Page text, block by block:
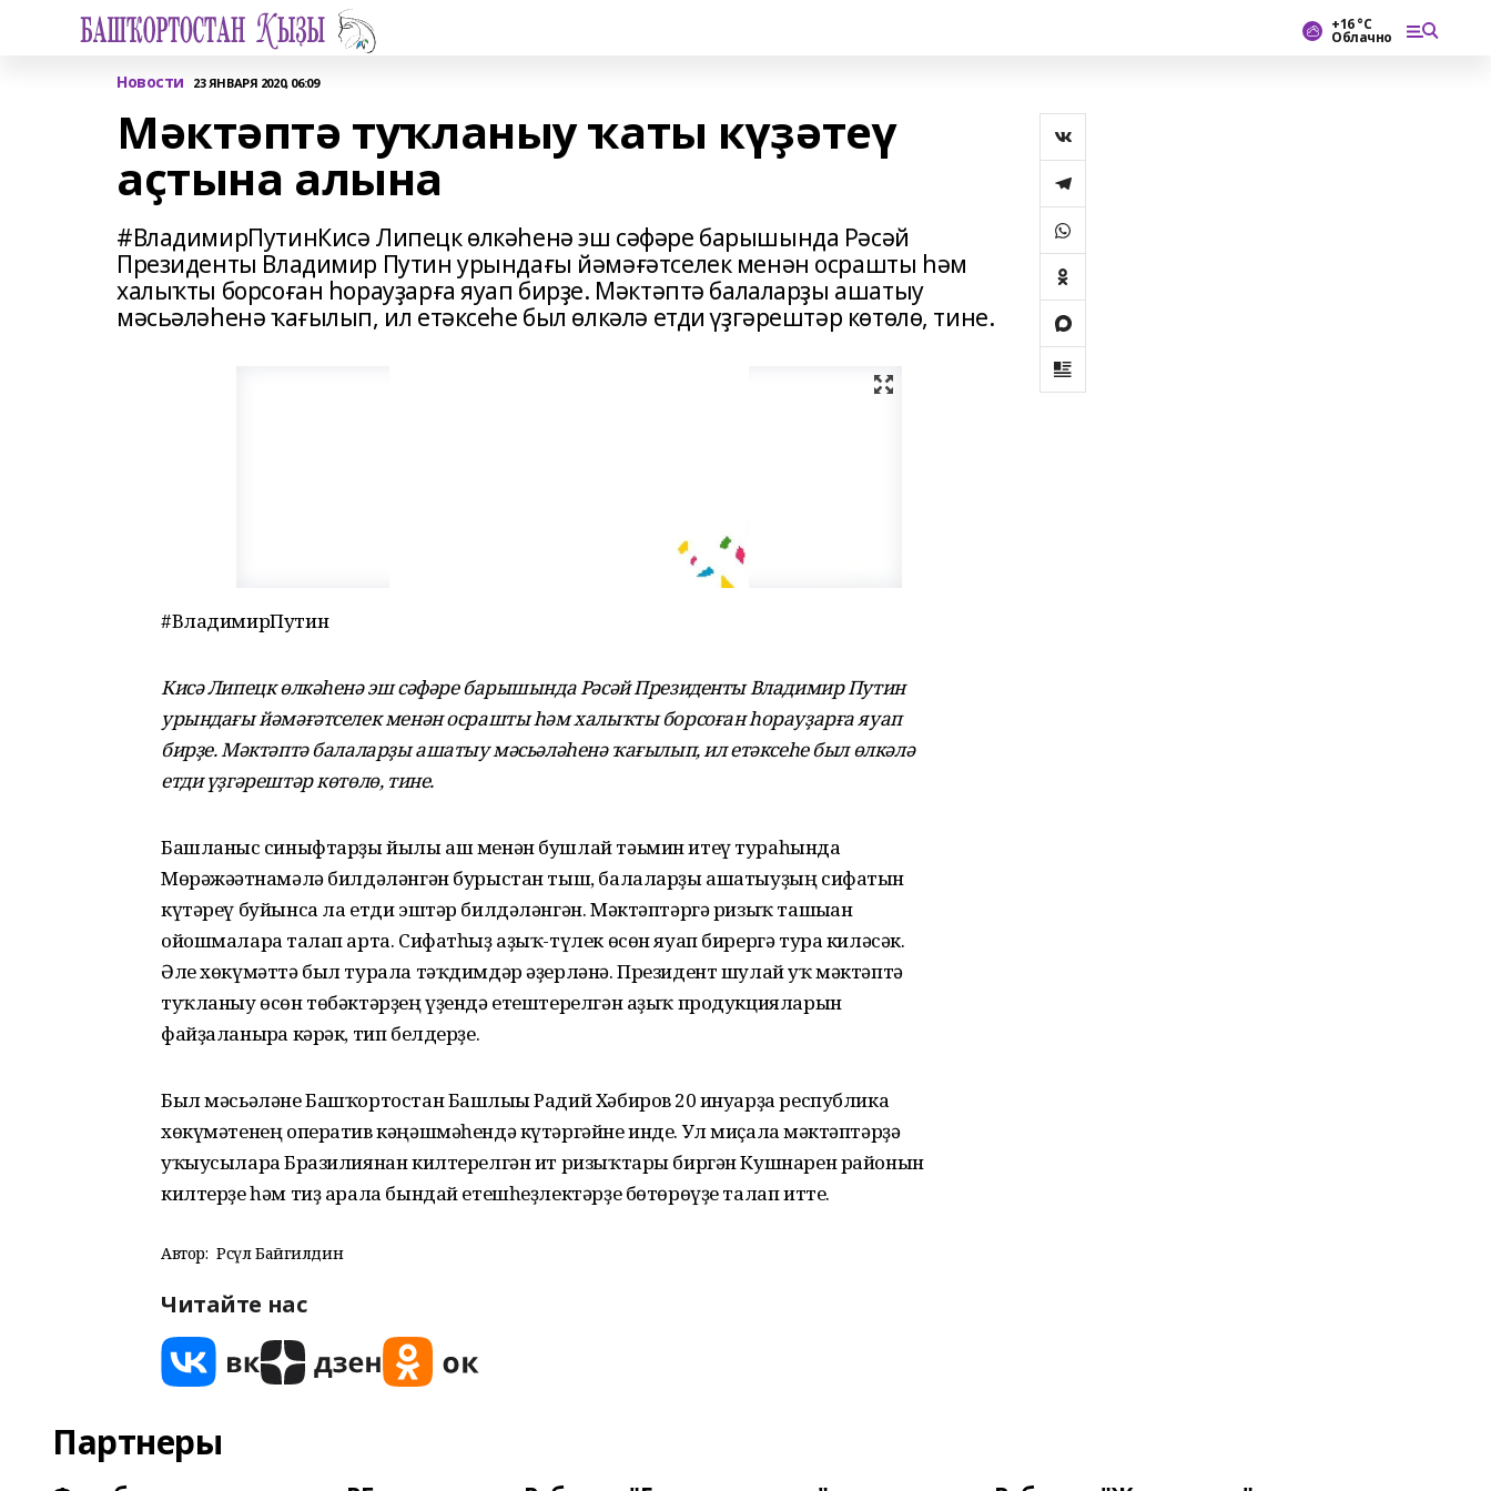
+16 °С
Облачно
Новости 23 ЯНВАРЯ 2020, 06:09
Мәктәптә туҡланыу ҡаты күҙәтеү
аҫтына алына
#ВладимирПутинКисә Липецк өлкәһенә эш сәфәре барышында Рәсәй
Президенты Владимир Путин урындағы йәмәғәтселек менән осрашты һәм
халыҡты борсоған һорауҙарға яуап бирҙе. Мәктәптә балаларҙы ашатыу
мәсьәләһенә ҡағылып, ил етәксеһе был өлкәлә етди үҙгәрештәр көтөлө, тине.
#ВладимирПутин
Кисә Липецк өлкәһенә эш сәфәре барышында Рәсәй Президенты Владимир Путин
урындағы йәмәғәтселек менән осрашты һәм халыҡты борсоған һорауҙарға яуап
бирҙе. Мәктәптә балаларҙы ашатыу мәсьәләһенә ҡағылып, ил етәксеһе был өлкәлә
етди үҙгәрештәр көтөлө, тине.
Башланғыс синыфтарҙы йылы аш менән бушлай тәьмин итеү тураһында
Мөрәжәғәтнамәлә билдәләнгән бурыстан тыш, балаларҙы ашатыуҙың сифатын
күтәреү буйынса ла етди эштәр билдәләнгән. Мәктәптәргә ризыҡ ташыған
ойошмаларға талап арта. Сифатһыҙ аҙыҡ-түлек өсөн яуап бирергә тура киләсәк.
Әле хөкүмәттә был турала тәҡдимдәр әҙерләнә. Президент шулай уҡ мәктәптә
туҡланыу өсөн төбәктәрҙең үҙендә етештерелгән аҙыҡ продукцияларын
файҙаланырға кәрәк, тип белдерҙе.
Был мәсьәләне Башҡортостан Башлығы Радий Хәбиров 20 ғинуарҙа республика
хөкүмәтенең оператив кәңәшмәһендә күтәргәйне инде. Ул миҫалға мәктәптәрҙә
уҡыусыларға Бразилиянан килтерелгән ит ризыҡтары биргән Кушнарен районын
килтерҙе һәм тиҙ арала бындай етешһеҙлектәрҙе бөтөрөүҙе талап итте.
Автор: Рәсүл Байгилдин
Читайте нас
Партнеры